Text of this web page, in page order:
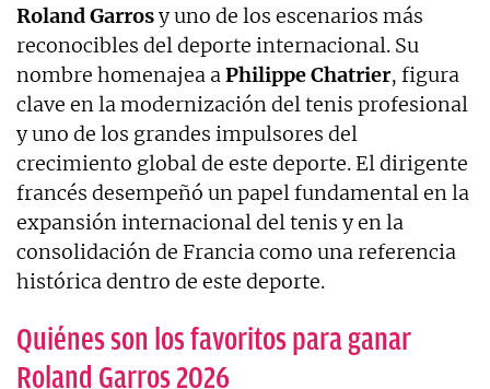
RolandGarrosy uno de los escenarios más
reconocibles del deporte internacional. Su
nombre homenajea aPhilippeChatrier, figura
clave en la modernización del tenis profesional
y uno de los grandes impulsores del
crecimiento global de este deporte. El dirigente
francés desempeñó un papel fundamental en la
expansión internacional del tenis y en la
consolidación de Francia como una referencia
histórica dentro de este deporte.
Quiénes son los favoritos para ganar
Roland Garros 2026